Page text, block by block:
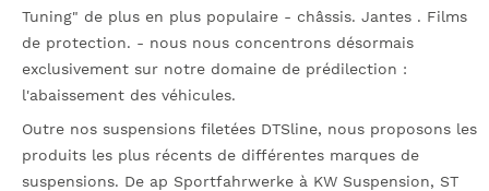
Tuning" de plus en plus populaire - châssis. Jantes . Films
de protection. - nous nous concentrons désormais
exclusivement sur notre domaine de prédilection :
l'abaissement des véhicules.
Outre nos suspensions filetées DTSline, nous proposons les
produits les plus récents de différentes marques de
suspensions. De ap Sportfahrwerke à KW Suspension, ST